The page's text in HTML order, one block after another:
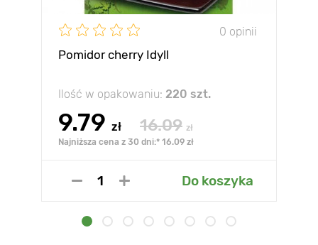
0 opinii
Pomidor cherry Idyll
Ilość w opakowaniu: 220 szt.
9.79 zł 16.09 zł
Najniższa cena z 30 dni:* 16.09 zł
Do koszyka